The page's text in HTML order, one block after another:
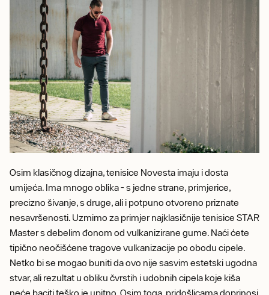
Osim klasičnog dizajna, tenisice Novesta imaju i dosta
umijeća. Ima mnogo oblika - s jedne strane, primjerice,
precizno šivanje, s druge, ali i potpuno otvoreno priznate
nesavršenosti. Uzmimo za primjer najklasičnije tenisice STAR
Master s debelim đonom od vulkanizirane gume. Naći ćete
tipično neočišćene tragove vulkanizacije po obodu cipele.
Netko bi se mogao buniti da ovo nije sasvim estetski ugodna
stvar, ali rezultat u obliku čvrstih i udobnih cipela koje kiša
neće baciti teško je upitno. Osim toga, pridošlicama doprinosi